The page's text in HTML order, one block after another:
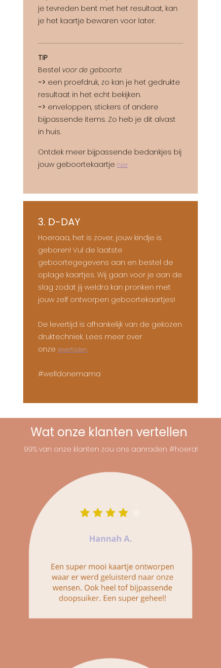
je tevreden bent met het resultaat, kan
je het kaartje bewaren voor later.
TIP
Bestel voor de geboorte:
-> een proefdruk, zo kan je het gedrukte
resultaat in het echt bekijken.
-> enveloppen, stickers of andere
bijpassende items. Zo heb je dit alvast
in huis.
Ontdek meer bijpassende bedankjes bij
jouw geboortekaartje hier
3. D-DAY
Hoeraaa, het is zover, jouw kindje is
geboren! Vul de laatste
geboortegegevens aan en bestel de
oplage kaartjes. Wij gaan voor je aan de
slag zodat jij weldra kan pronken met
jouw zelf ontworpen geboortekaartjes!
De levertijd is afhankelijk van de gekozen
druktechniek. Lees meer over
onze levertijden.
#welldonemama
Wat onze klanten vertellen
99% van onze klanten zou ons aanraden #hoera!